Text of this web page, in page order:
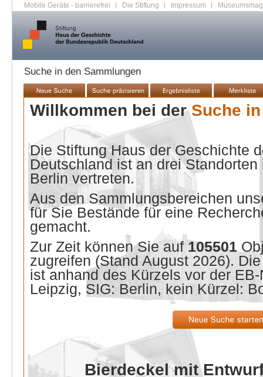
Mobile Geräte - barrierefrei | Die Stiftung | Impressum |
Suche in den Sammlungen
Willkommen bei derSuche
Die Stiftung Haus der Geschichte
Deutschland ist an drei
Berlin vertreten.
Aus den Sammlungsbereichen
für Sie Bestände für eine
gemacht.
Zur Zeit können Sie auf 105501
zugreifen (Stand August 2026).
ist anhand des Kürzels vor der
Leipzig, SIG: Berlin, kein Kürzel:
Bierdeckel mit